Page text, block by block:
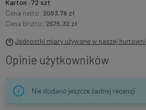
Karton · 72 szt
Cena netto: 2093,76 zł
Cena brutto: 2575,32 zł
Jednostki miary używane w naszej hurtowni
Opinie użytkowników
Nie dodano jeszcze żadnej recenzji.